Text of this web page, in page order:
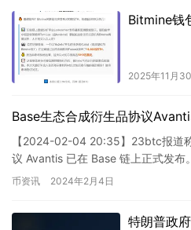
Bitmine钱
2025年11月
Base生态合成衍生品协议
【2024-02-04 20:35】23btc报道
议 Avantis 已在 Base 链上正式发布
Base 生态系统…
币资讯 2024年2月4日
特朗普政